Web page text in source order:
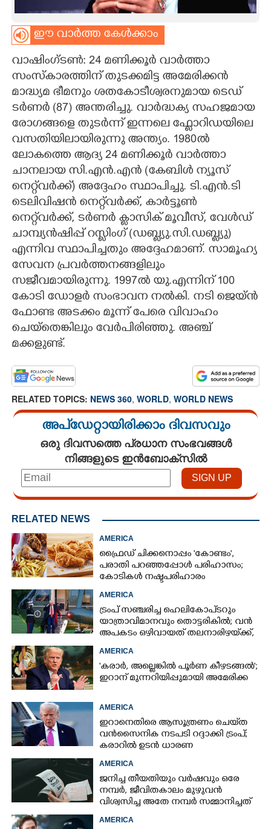
CARTOONS
LITERATURE
ZOOM
CONTACT US
ഈ വാർത്ത കേൾക്കാം
വാഷിംഗ്ടൺ: 24 മണിക്കൂർ വാർത്താ
സംസ്കാരത്തിന് തുടക്കമിട്ട അമേരിക്കൻ
മാദ്ധ്യമ ഭീമനും ശതകോടീശ്വരനുമായ ടെഡ്
ടർണർ (87)​ അന്തരിച്ചു. വാർദ്ധക്യ സഹജമായ
രോഗങ്ങളെ തുടർന്ന് ഇന്നലെ ഫ്ലോറിഡയിലെ
വസതിയിലായിരുന്നു അന്ത്യം. 1980ൽ
ലോകത്തെ ആദ്യ 24 മണിക്കൂർ വാർത്താ
ചാനലായ സി.എൻ.എൻ (കേബിൾ ന്യൂസ്
നെറ്റ്‌വർക്ക്) അദ്ദേഹം സ്ഥാപിച്ചു. ടി.എൻ.ടി
ടെലിവിഷൻ നെറ്റ്‌വർക്ക്, കാർട്ടൂൺ
നെറ്റ്‌വർക്ക്, ടർണർ ക്ലാസിക് മൂവീസ്, വേൾഡ്
ചാമ്പ്യൻഷിപ്പ് റസ്ലിംഗ് (ഡബ്ല്യു.സി.ഡബ്ല്യു)
എന്നിവ സ്ഥാപിച്ചതും അദ്ദേഹമാണ്. സാമൂഹ്യ
സേവന പ്രവർത്തനങ്ങളിലും
സജീവമായിരുന്നു. 1997ൽ യു.എന്നിന് 100
കോടി ഡോളർ സംഭാവന നൽകി. നടി ജെയ്ൻ
ഫോണ്ട അടക്കം മൂന്ന് പേരെ വിവാഹം
ചെയ്തെങ്കിലും വേർപിരിഞ്ഞു. അഞ്ച്
മക്കളുണ്ട്.
RELATED TOPICS: NEWS 360, WORLD, WORLD NEWS
അപ്ഡേറ്റായിരിക്കാം ദിവസവും
ഒരു ദിവസത്തെ പ്രധാന സംഭവങ്ങൾ
നിങ്ങളുടെ ഇൻബോക്സിൽ
RELATED NEWS
AMERICA
ഫ്രൈഡ് ചിക്കനൊപ്പം 'കോണ്ടം',​
പരാതി പറഞ്ഞപ്പോൾ പരിഹാസം;
കോടികൾ നഷ്ടപരിഹാരം
AMERICA
ട്രംപ് സഞ്ചരിച്ച ഹെലികോപ്‌ടറും
യാത്രാവിമാനവും തൊട്ടരികിൽ; വൻ
അപകടം ഒഴിവായത് തലനാരിഴയ്‌ക്ക്,
AMERICA
'കരാർ, അല്ലെങ്കിൽ പൂർണ കീഴടങ്ങൽ';
ഇറാന് മുന്നറിയിപ്പുമായി അമേരിക്ക
AMERICA
ഇറാനെതിരെ ആസൂത്രണം ചെയ്‌ത
വൻസൈനിക നടപടി റദ്ദാക്കി ട്രംപ്;
കരാറിൽ ഉടൻ ധാരണ
AMERICA
ജനിച്ച തീയതിയും വർഷവും ഒരേ
നമ്പർ, ജീവിതകാലം മുഴുവൻ
വിശ്വസിച്ച അതേ നമ്പർ സമ്മാനിച്ചത്
AMERICA